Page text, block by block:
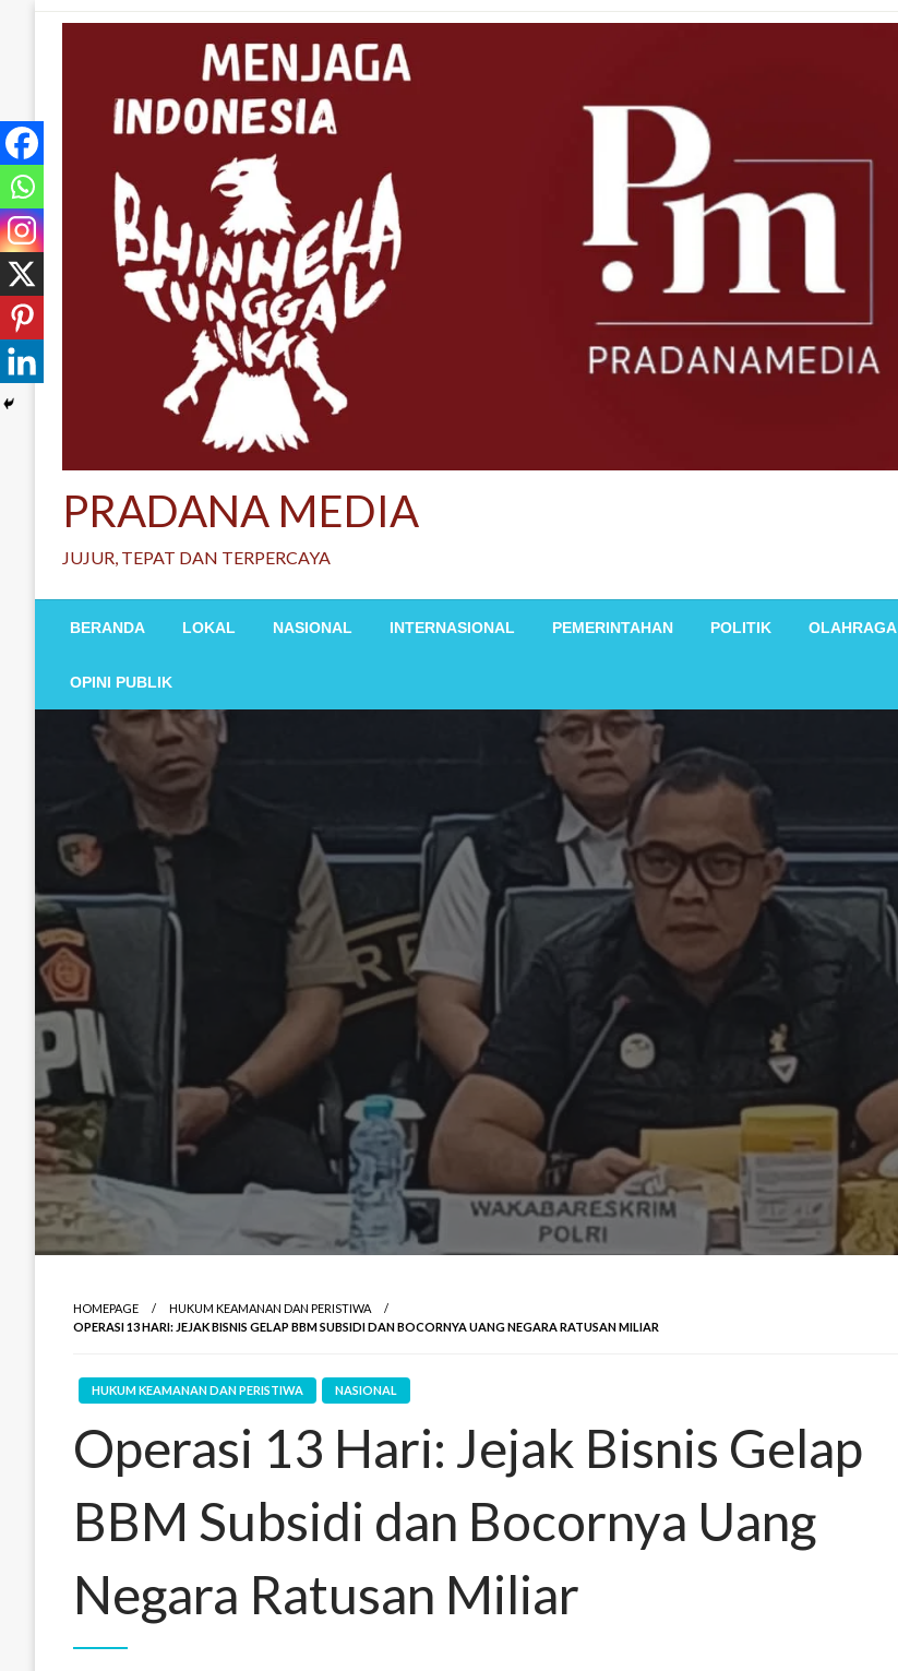
PRADANA MEDIA
JUJUR, TEPAT DAN TERPERCAYA
BERANDA LOKAL NASIONAL INTERNASIONAL PEMERINTAHAN POLITIK OLAHRAGA
OPINI PUBLIK
HOMEPAGE
HUKUM KEAMANAN DAN PERISTIWA
OPERASI 13 HARI: JEJAK BISNIS GELAP BBM SUBSIDI DAN BOCORNYA UANG NEGARA RATUSAN MILIAR
HUKUM KEAMANAN DAN PERISTIWA NASIONAL
Operasi 13 Hari: Jejak Bisnis Gelap
BBM Subsidi dan Bocornya Uang
Negara Ratusan Miliar